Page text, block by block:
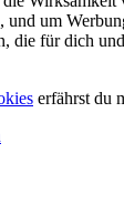
und um
die für dich
erfährst du